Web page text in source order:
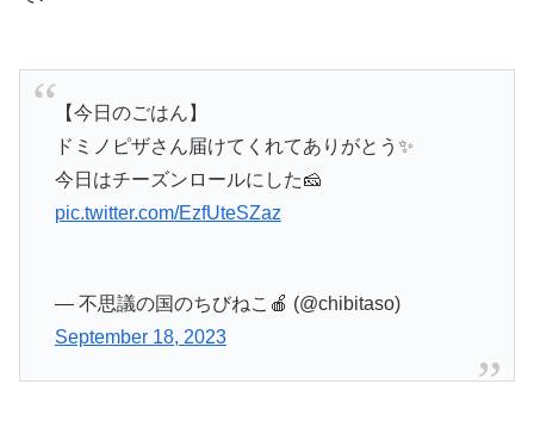
【今日のごはん】
ドミノピザさん届けてくれてありがとう✨
今日はチーズンロールにした🧀
pic.twitter.com/EzfUteSZaz
— 不思議の国のちびねこ🍎 (@chibitaso)
September 18, 2023